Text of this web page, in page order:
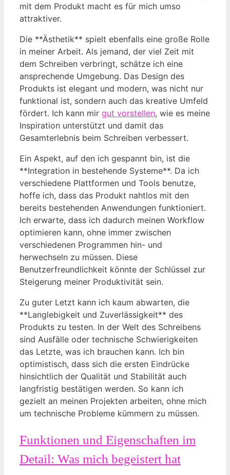
mit dem Produkt macht es für mich umso
attraktiver.
Die **Ästhetik** spielt ebenfalls eine große Rolle
in meiner Arbeit. Als jemand, der viel Zeit mit
dem Schreiben verbringt, schätze ich eine
ansprechende Umgebung. Das Design des
Produkts ist elegant und modern, was nicht nur
funktional ist, sondern auch das kreative Umfeld
fördert. Ich kann mir gut vorstellen, wie es meine
Inspiration unterstützt und damit das
Gesamterlebnis beim Schreiben verbessert.
Ein Aspekt, auf den ich gespannt bin, ist die
**Integration in bestehende Systeme**. Da ich
verschiedene Plattformen und Tools benutze,
hoffe ich, dass das Produkt nahtlos mit den
bereits bestehenden Anwendungen funktioniert.
Ich erwarte, dass ich dadurch meinen Workflow
optimieren kann, ohne immer zwischen
verschiedenen Programmen hin- und
herwechseln zu müssen. Diese
Benutzerfreundlichkeit könnte der Schlüssel zur
Steigerung meiner Produktivität sein.
Zu guter Letzt kann ich kaum abwarten, die
**Langlebigkeit und Zuverlässigkeit** des
Produkts zu testen. In der Welt des Schreibens
sind Ausfälle oder technische Schwierigkeiten
das Letzte, was ich brauchen kann. Ich bin
optimistisch, dass sich die ersten Eindrücke
hinsichtlich der Qualität und Stabilität auch
langfristig bestätigen werden. So kann ich
gezielt an meinen Projekten arbeiten, ohne mich
um technische Probleme kümmern zu müssen.
Funktionen und Eigenschaften im
Detail: Was mich begeistert hat